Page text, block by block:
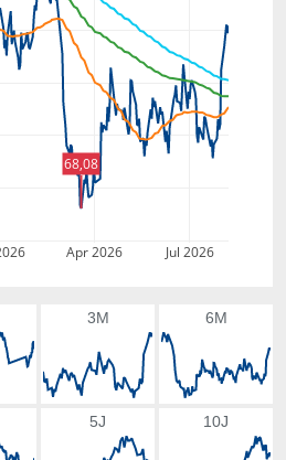
Apr 2026 Jul 2026
68,08
3M 6M
5J 10J